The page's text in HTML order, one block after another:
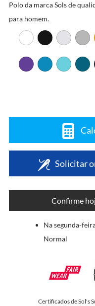
Polo da marca Sols de
para homem.
Solicitar
Confirme
Na segunda-
Normal
Certificados de Sol's